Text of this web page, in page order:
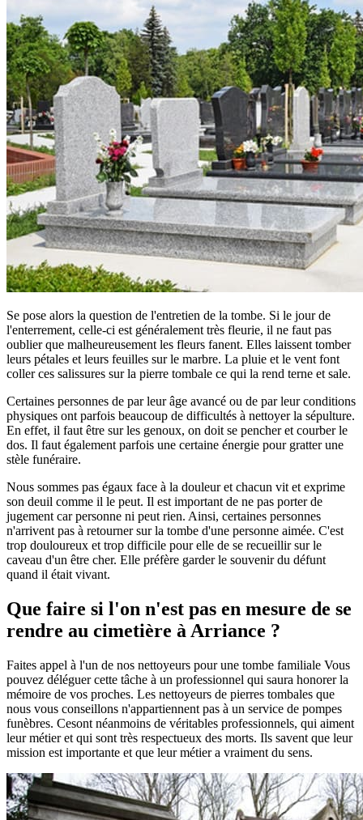
Se pose alors la question de l'entretien de la tombe. Si le jour de
l'enterrement, celle-ci est généralement très fleurie, il ne faut pas
oublier que malheureusement les fleurs fanent. Elles laissent tomber
leurs pétales et leurs feuilles sur le marbre. La pluie et le vent font
coller ces salissures sur la pierre tombale ce qui la rend terne et sale.
Certaines personnes de par leur âge avancé ou de par leur conditions
physiques ont parfois beaucoup de difficultés à nettoyer la sépulture.
En effet, il faut être sur les genoux, on doit se pencher et courber le
dos. Il faut également parfois une certaine énergie pour gratter une
stèle funéraire.
Nous sommes pas égaux face à la douleur et chacun vit et exprime
son deuil comme il le peut. Il est important de ne pas porter de
jugement car personne ni peut rien. Ainsi, certaines personnes
n'arrivent pas à retourner sur la tombe d'une personne aimée. C'est
trop douloureux et trop difficile pour elle de se recueillir sur le
caveau d'un être cher. Elle préfère garder le souvenir du défunt
quand il était vivant.
Que faire si l'on n'est pas en mesure de se
rendre au cimetière à Arriance ?
Faites appel à l'un de nos nettoyeurs pour une tombe familiale Vous
pouvez déléguer cette tâche à un professionnel qui saura honorer la
mémoire de vos proches. Les nettoyeurs de pierres tombales que
nous vous conseillons n'appartiennent pas à un service de pompes
funèbres. Cesont néanmoins de véritables professionnels, qui aiment
leur métier et qui sont très respectueux des morts. Ils savent que leur
mission est importante et que leur métier a vraiment du sens.